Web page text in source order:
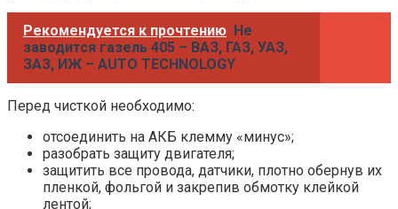
Рекомендуется к прочтению Не
заводится газель 405 – ВАЗ, ГАЗ, УАЗ,
ЗАЗ, ИЖ – AUTO TECHNOLOGY
Перед чисткой необходимо:
отсоединить на АКБ клемму «минус»;
разобрать защиту двигателя;
защитить все провода, датчики, плотно обернув их
пленкой, фольгой и закрепив обмотку клейкой
лентой;